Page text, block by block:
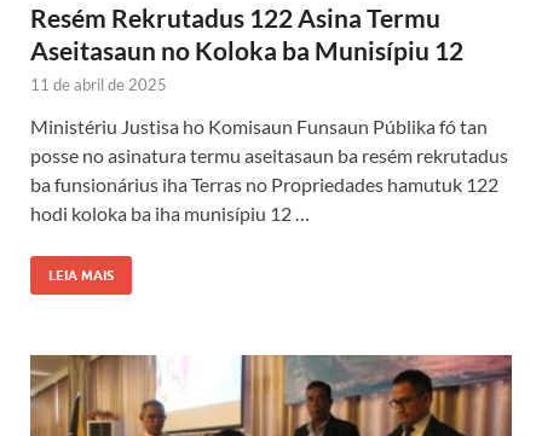
Resém Rekrutadus 122 Asina Termu
Aseitasaun no Koloka ba Munisípiu 12
11 de abril de 2025
Ministériu Justisa ho Komisaun Funsaun Públika fó tan
posse no asinatura termu aseitasaun ba resém rekrutadus
ba funsionárius iha Terras no Propriedades hamutuk 122
hodi koloka ba iha munisípiu 12 …
LEIA MAIS